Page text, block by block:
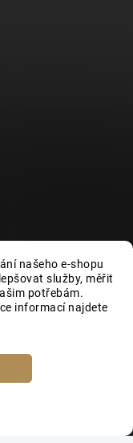
našeho e-shopu
služby, měřit
potřebám.
informací najdete
vyhrazena.